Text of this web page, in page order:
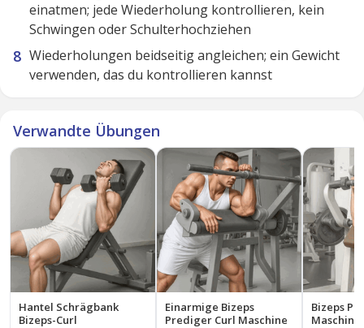
einatmen; jede Wiederholung kontrollieren, kein
Schwingen oder Schulterhochziehen
Wiederholungen beidseitig angleichen; ein Gewicht
verwenden, das du kontrollieren kannst
Verwandte Übungen
Hantel Schrägbank
Bizeps-Curl
Einarmige Bizeps
Prediger Curl Maschine
Bizeps
Maschine